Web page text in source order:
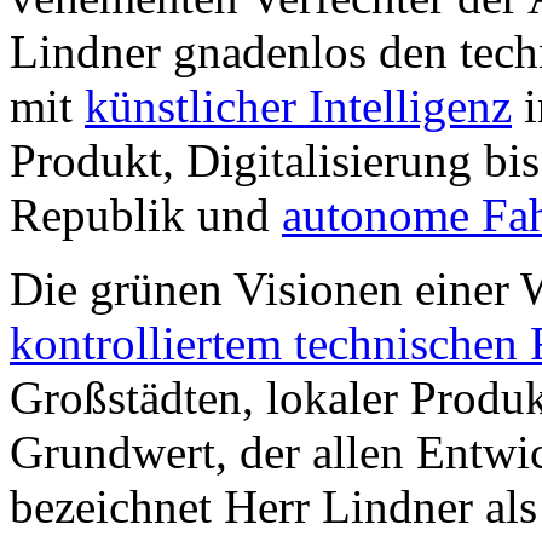
Lindner gnadenlos den
mit künstlicher Intelligenz
Produkt, Digitalisierung
Republik und autonome
Die grünen Visionen einer
kontrolliertem technischen
Großstädten, lokaler
Grundwert, der allen
bezeichnet Herr Lindner